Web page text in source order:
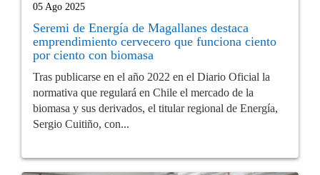
05 Ago 2025
Seremi de Energía de Magallanes destaca
emprendimiento cervecero que funciona ciento
por ciento con biomasa
Tras publicarse en el año 2022 en el Diario Oficial la
normativa que regulará en Chile el mercado de la
biomasa y sus derivados, el titular regional de Energía,
Sergio Cuitiño, con...